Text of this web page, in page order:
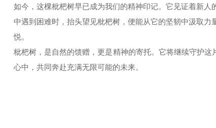
如今，这棵枇杷树早已成为我们的精神印记。它见证着新
中遇到困难时，抬头望见枇杷树，便能从它的坚韧中汲取
悦。
枇杷树，是自然的馈赠，更是精神的寄托。它将继续守护
心中，共同奔赴充满无限可能的未来。